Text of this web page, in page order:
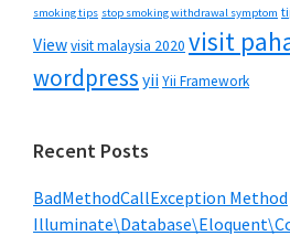
smoking tips stop smoking withdrawal symptom
Viewvisit malaysia 2020 visit
wordpress yii Yii Framework
Recent Posts
BadMethodCallException Method